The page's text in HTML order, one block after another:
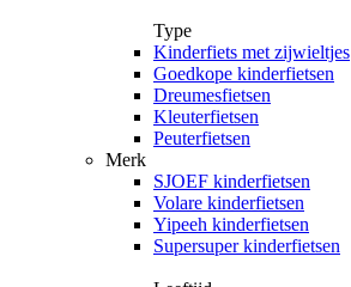
Type
Kinderfiets met zijwieltjes
Goedkope kinderfietsen
Dreumesfietsen
Kleuterfietsen
Peuterfietsen
Merk
SJOEF kinderfietsen
Volare kinderfietsen
Yipeeh kinderfietsen
Supersuper kinderfietsen